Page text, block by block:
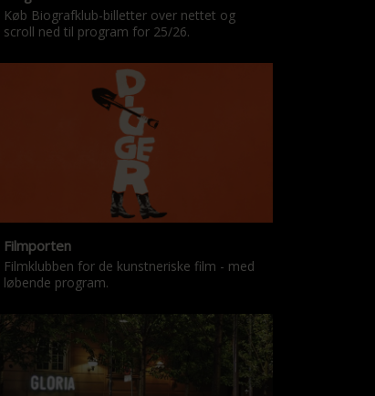
Køb Biografklub-billetter over nettet og
scroll ned til program for 25/26.
Filmporten
Filmklubben for de kunstneriske film - med
løbende program.